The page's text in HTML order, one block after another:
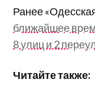
Ранее
ближайшее
8 улиц и 2
Читайте также: